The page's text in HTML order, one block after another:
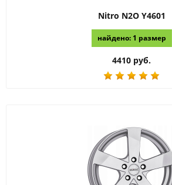
Nitro N2O Y4601
найдено: 1 размер
4410 руб.